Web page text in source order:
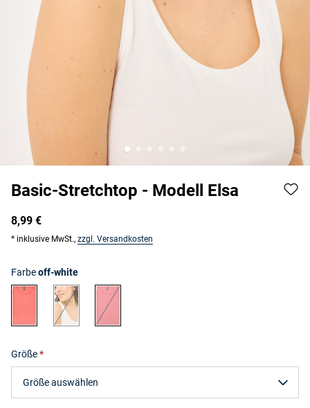
Basic-Stretchtop - Modell Elsa
8,99 €
* inklusive MwSt., zzgl. Versandkosten
Farbeoff-white
hellrot
off-white rosenholz
Größe
Größe auswählen